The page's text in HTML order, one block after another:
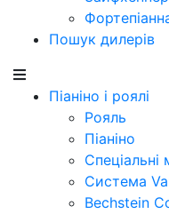
Пошук дилерів
Піаніно і роялі
Рояль
Піаніно
Спеціальні
Система
Bechstein